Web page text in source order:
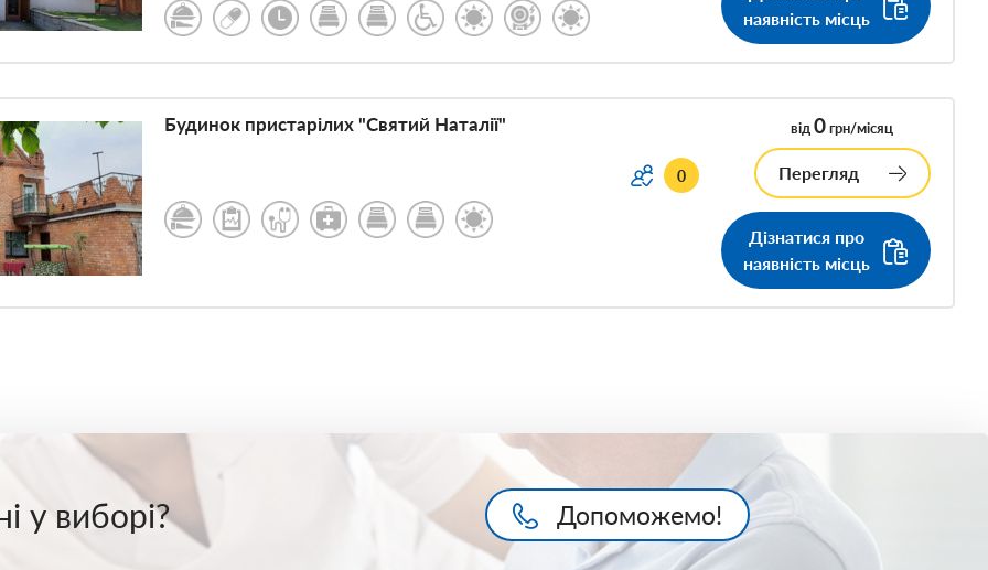
наявність місць
Будинок пристарілих "Святий Наталії"
0
від0грн/місяц
Перегляд
Дізнатися про
наявність місць
у виборі? Допоможемо!